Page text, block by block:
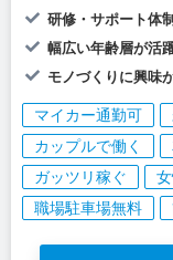
研修・サポート体
幅広い年齢層が活
モノづくりに興味
マイカー通勤可
カップルで働く
ガッツリ稼ぐ
職場駐車場無料